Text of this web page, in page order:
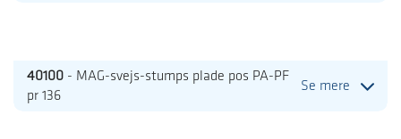
40100 - MAG-svejs-stumps plade pos PA-PF
pr 136
Se mere